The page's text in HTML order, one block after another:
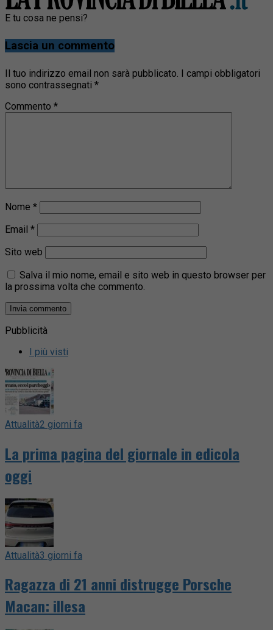
E tu cosa ne pensi?
Lascia un commento
Il tuo indirizzo email non sarà pubblicato. I campi obbligatori
sono contrassegnati *
Commento *
Nome *
Email *
Sito web
Salva il mio nome, email e sito web in questo browser per
la prossima volta che commento.
Pubblicità
I più visti
Attualità2 giorni fa
La prima pagina del giornale in edicola
oggi
Attualità3 giorni fa
Ragazza di 21 anni distrugge Porsche
Macan: illesa